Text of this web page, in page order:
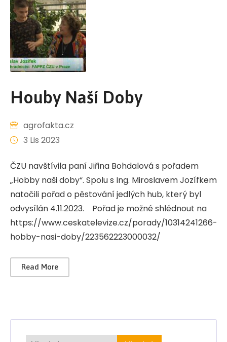
Houby Naší Doby
agrofakta.cz
3 Lis 2023
ČZU navštívila paní Jiřina Bohdalová s pořadem
„Hobby naši doby“. Spolu s Ing. Miroslavem Jozífkem
natočili pořad o pěstování jedlých hub, který byl
odvysílán 4.11.2023. Pořad je možné shlédnout na
https://www.ceskatelevize.cz/porady/10314241266-
hobby-nasi-doby/223562223000032/
Read More